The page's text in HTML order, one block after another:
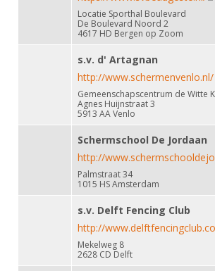
Locatie Sporthal Boulevard
De Boulevard Noord 2
4617 HD Bergen op Zoom
s.v. d' Artagnan
http://www.schermenvenlo.nl/
Gemeenschapscentrum de Witte
Agnes Huijnstraat 3
5913 AA Venlo
Schermschool De Jordaan
http://
Palmstraat 34
1015 HS Amsterdam
s.v. Delft Fencing Club
http://
Mekelweg 8
2628 CD Delft